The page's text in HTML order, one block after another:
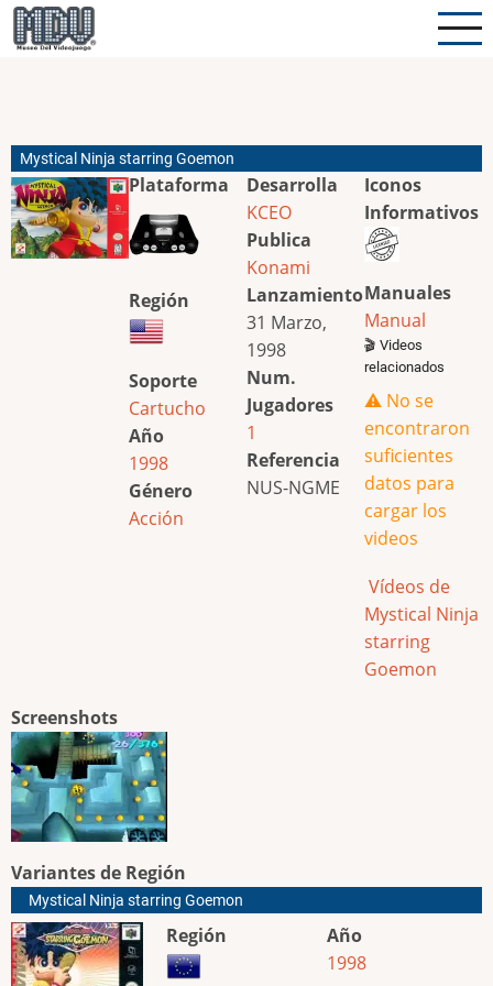
Pasar
al
Mystical Ninja starring Goemon
Plataforma
Región
Soporte
Cartucho
Año
1998
Género
Acción
Desarrolla
KCEO
Publica
Konami
Lanzamiento
31 Marzo,
1998
Num.
Jugadores
1
Referencia
NUS-NGME
Iconos
Informativos
Manuales
Manual
🎬 Videos
relacionados
⚠️ No se
encontraron
suficientes
datos para
cargar los
videos
Vídeos de
Mystical Ninja
starring
Goemon
Screenshots
Variantes de Región
Mystical Ninja starring Goemon
Región
Año
1998